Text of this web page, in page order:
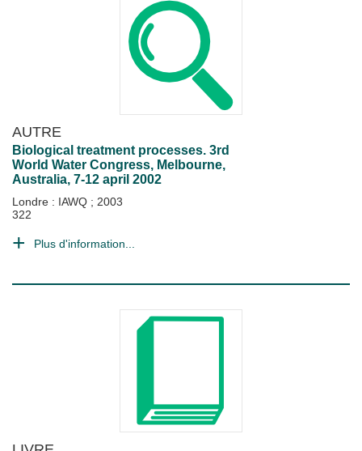
AUTRE
Biological treatment processes. 3rd
World Water Congress, Melbourne,
Australia, 7-12 april 2002
Londre : IAWQ ; 2003
322
Plus d'information...